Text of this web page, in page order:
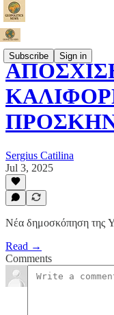
Subscribe Sign in
Sergius Catilina
Jul 3, 2025
Νέα δημοσκόπηση της
Read →
Comments